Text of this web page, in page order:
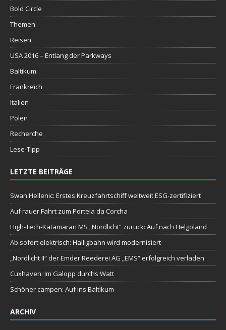
Bold Circle
Themen
Reisen
USA 2016 – Entlang der Parkways
Baltikum
Frankreich
Italien
Polen
Recherche
Lese-Tipp
LETZTE BEITRÄGE
Swan Hellenic: Erstes Kreuzfahrtschiff weltweit ESG-zertifiziert
Auf rauer Fahrt zum Portela da Corcha
High-Tech-Katamaran MS „Nordlicht“ zurück: Auf nach Helgoland
Ab sofort elektrisch: Halligbahn wird modernisiert
„Nordlicht II“ der Emder Reederei AG „EMS“ erfolgreich verladen
Cuxhaven: Im Galopp durchs Watt
Schöner campen: Auf ins Baltikum
ARCHIV